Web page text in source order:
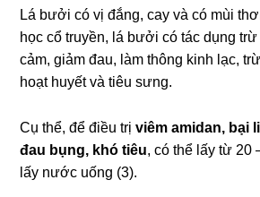
Lá bưởi có vị đắng, cay và có mùi
học cổ truyền, lá bưởi có tác dụng
cảm, giảm đau, làm thông kinh lạc,
hoạt huyết và tiêu sưng.
Cụ thể, để điều trịviêm amidan, bại
đau bụng, khó tiêu, có thể lấy từ 20
lấy nước uống (3).